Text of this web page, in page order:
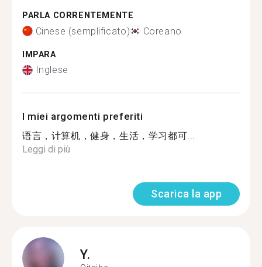
PARLA CORRENTEMENTE
Cinese (semplificato) Coreano
IMPARA
Inglese
I miei argomenti preferiti
语言，计算机，健身，生活，学习都可...
Leggi di più
Scarica la app
Y.